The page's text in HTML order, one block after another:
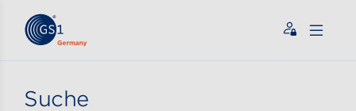
Zum Inhalt gehen
Suche